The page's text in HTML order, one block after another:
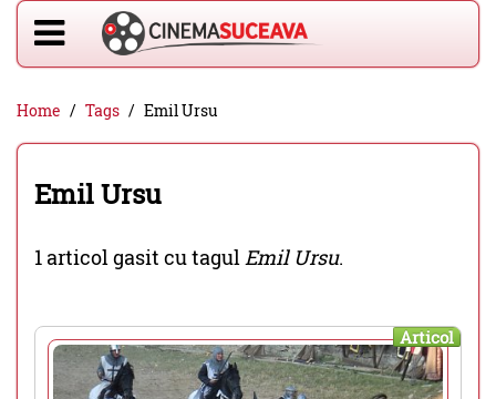
Home Tags Emil Ursu
Emil Ursu
1 articol gasit cu tagulEmil Ursu.
Articol